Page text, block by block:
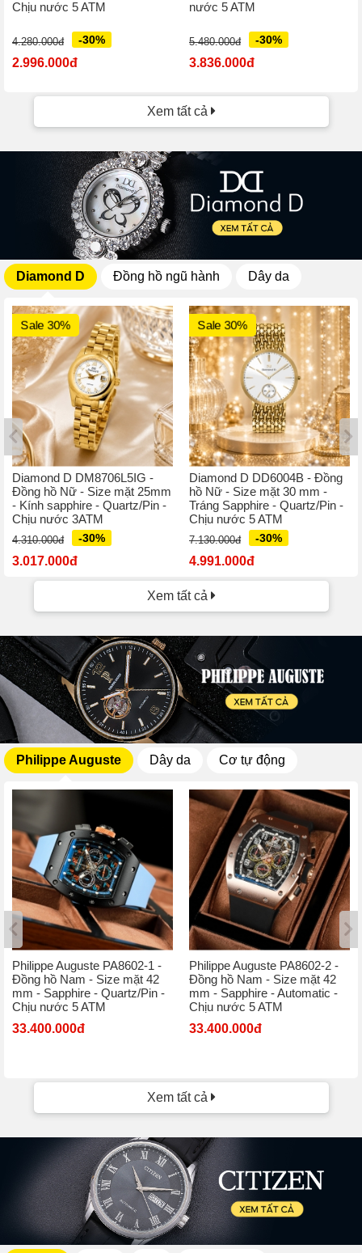
Chịu nước 5 ATM
4.280.000đ -30%
2.996.000đ
nước 5 ATM
5.480.000đ -30%
3.836.000đ
Xem tất cả
Diamond D Đồng hồ ngũ hành Dây da
Sale 30%
Diamond D DM8706L5IG -
Đồng hồ Nữ - Size mặt 25mm
- Kính sapphire - Quartz/Pin -
Chịu nước 3ATM
4.310.000đ -30%
3.017.000đ
Sale 30%
Diamond D DD6004B - Đồng
hồ Nữ - Size mặt 30 mm -
Tráng Sapphire - Quartz/Pin -
Chịu nước 5 ATM
7.130.000đ -30%
4.991.000đ
Xem tất cả
Philippe Auguste Dây da Cơ tự động
Philippe Auguste PA8602-1 -
Đồng hồ Nam - Size mặt 42
mm - Sapphire - Quartz/Pin -
Chịu nước 5 ATM
33.400.000đ
Philippe Auguste PA8602-2 -
Đồng hồ Nam - Size mặt 42
mm - Sapphire - Automatic -
Chịu nước 5 ATM
33.400.000đ
Xem tất cả